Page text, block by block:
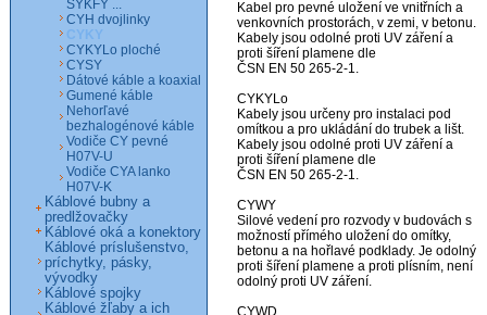
Kabel pro pevné uložení ve vnitřních a
venkovních prostorách, v zemi, v betonu.
Kabely jsou odolné proti UV záření a
proti šíření plamene dle
ČSN EN 50 265-2-1.
CYKYLo
Kabely jsou určeny pro instalaci pod
omítkou a pro ukládání do trubek a lišt.
Kabely jsou odolné proti UV záření a
proti šíření plamene dle
ČSN EN 50 265-2-1.
CYWY
Silové vedení pro rozvody v budovách s
možností přímého uložení do omítky,
betonu a na hořlavé podklady. Je odolný
proti šíření plamene a proti plísním, není
odolný proti UV záření.
CYWD
SYKFY ...
CYH dvojlinky
CYKY
CYKYLo ploché
CYSY
Dátové káble a koaxial
Gumené káble
Nehorľavé
bezhalogénové káble
Vodiče CY pevné
H07V-U
Vodiče CYA lanko
H07V-K
Káblové bubny a
predlžovačky
Káblové oká a konektory
Káblové príslušenstvo,
príchytky, pásky,
vývodky
Káblové spojky
Káblové žľaby a ich